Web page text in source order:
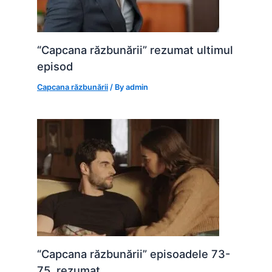
“Capcana răzbunării” rezumat ultimul
episod
Capcana răzbunării / Byadmin
“Capcana răzbunării” episoadele 73-